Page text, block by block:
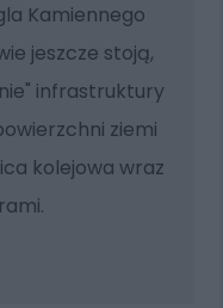
Kamiennego
jeszcze stoją,
infrastruktury
ziemi
kolejowa wraz